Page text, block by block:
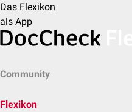
Das Flexikon
als App
Community
Flexikon